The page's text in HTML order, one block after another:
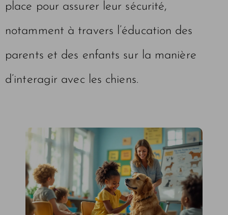
place pour assurer leur sécurité,
notamment à travers l’éducation des
parents et des enfants sur la manière
d’interagir avec les chiens.